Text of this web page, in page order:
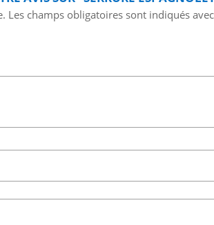
Les champs obligatoires sont indiqués avec